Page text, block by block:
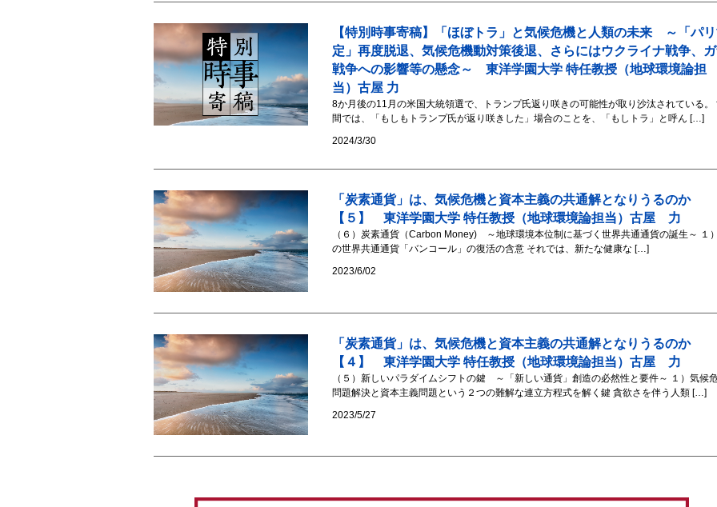
【特別時事寄稿】「ほぼトラ」と気候危機と人類の未来 ～「パ
定」再度脱退、気候危機動対策後退、さらにはウクライナ戦争、
戦争への影響等の懸念～ 東洋学園大学 特任教授（地球環境論担
当）古屋 力
8か月後の11月の米国大統領選で、トランプ氏返り咲きの可能性が取り沙汰されている。
間では、「もしもトランプ氏が返り咲きした」場合のことを、「もしトラ」と呼ん […]
2024/3/30
「炭素通貨」は、気候危機と資本主義の共通解となりうるのか
【５】 東洋学園大学 特任教授（地球環境論担当）古屋 力
（６）炭素通貨（Carbon Money) ～地球環境本位制に基づく世界共通通貨の誕生～ １
の世界共通通貨「バンコール」の復活の含意 それでは、新たな健康な […]
2023/6/02
「炭素通貨」は、気候危機と資本主義の共通解となりうるのか
【４】 東洋学園大学 特任教授（地球環境論担当）古屋 力
（５）新しいパラダイムシフトの鍵 ～「新しい通貨」創造の必然性と要件～ １）気候
問題解決と資本主義問題という２つの難解な連立方程式を解く鍵 貪欲さを伴う人類 […]
2023/5/27